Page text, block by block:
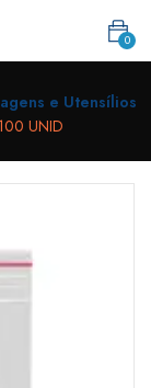
0
e Utensílios
UNID